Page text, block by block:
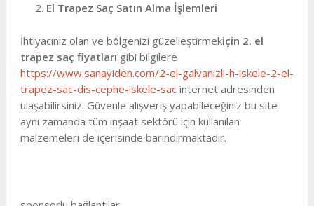
El Trapez Saç Satın Alma İşlemleri
İhtiyacınız olan ve bölgenizi güzelleştirmekiçin 2. el
trapez saç fiyatları gibi bilgilere
https://www.sanayiden.com/2-el-galvanizli-h-iskele-2-el-
trapez-sac-dis-cephe-iskele-sacinternet adresinden
ulaşabilirsiniz. Güvenle alışveriş yapabileceğiniz bu site
aynı zamanda tüm inşaat sektörü için kullanılan
malzemeleri de içerisinde barındırmaktadır.